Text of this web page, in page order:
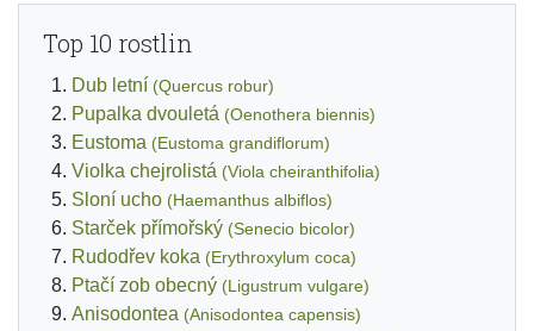
Top 10 rostlin
Dub letní (Quercus robur)
Pupalka dvouletá (Oenothera biennis)
Eustoma (Eustoma grandiflorum)
Violka chejrolistá (Viola cheiranthifolia)
Sloní ucho (Haemanthus albiflos)
Starček přímořský (Senecio bicolor)
Rudodřev koka (Erythroxylum coca)
Ptačí zob obecný (Ligustrum vulgare)
Anisodontea (Anisodontea capensis)